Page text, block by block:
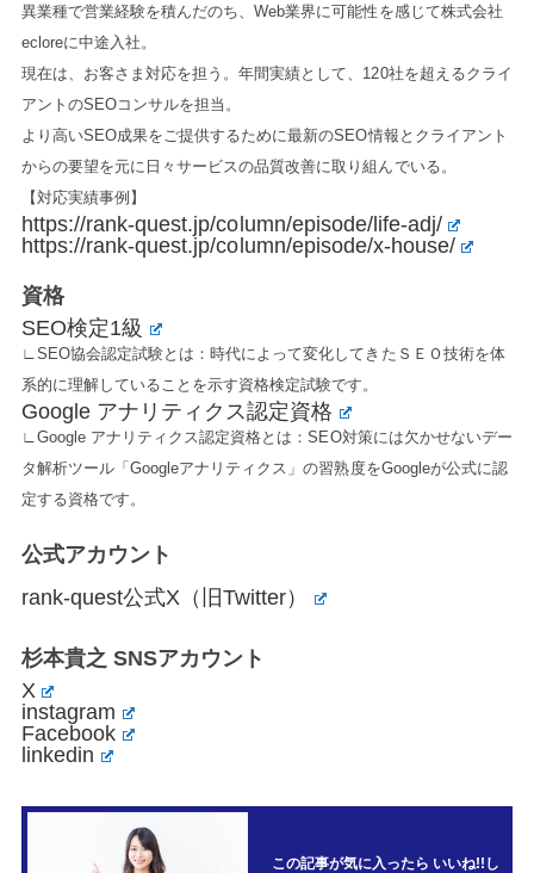
異業種で営業経験を積んだのち、Web業界に可能性を感じて株式会社
ecloreに中途入社。
現在は、お客さま対応を担う。年間実績として、120社を超えるクライ
アントのSEOコンサルを担当。
より高いSEO成果をご提供するために最新のSEO情報とクライアント
からの要望を元に日々サービスの品質改善に取り組んでいる。
【対応実績事例】
https://rank-quest.jp/column/episode/life-adj/
https://rank-quest.jp/column/episode/x-house/
資格
SEO検定1級
∟SEO協会認定試験とは：時代によって変化してきたＳＥＯ技術を体
系的に理解していることを示す資格検定試験です。
Google アナリティクス認定資格
∟Google アナリティクス認定資格とは：SEO対策には欠かせないデー
タ解析ツール「Googleアナリティクス」の習熟度をGoogleが公式に認
定する資格です。
公式アカウント
rank-quest公式X（旧Twitter）
杉本貴之 SNSアカウント
X
instagram
Facebook
linkedin
この記事が気に入ったら いいね!!し